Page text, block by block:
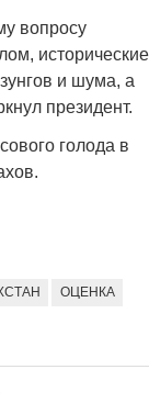
вопросу
исторические
и шума, а
президент.
голода в
ОЦЕНКА